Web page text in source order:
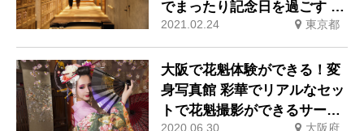
でまったり記念日を過ごす 都
内の温泉旅館で「24時間滞
在」プラン販売開始
2021.02.24 東京都
大阪で花魁体験ができる！変
身写真館 彩華でリアルなセッ
トで花魁撮影ができるサービ
2020.06.30 大阪府